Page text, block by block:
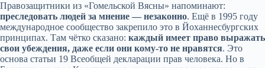
Правозащитники из «Гомельской Вясны» напоминают:
преследовать людей за мнение — незаконно. Ещё в 1995 году
международное сообщество закрепило это в Йоханнесбургских
принципах. Там чётко сказано: каждый имеет право выражать
свои убеждения, даже если они кому-то не нравятся. Это
основа статьи 19 Всеобщей декларации прав человека. Но в